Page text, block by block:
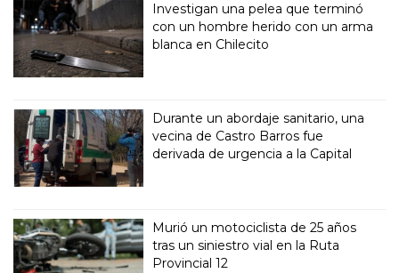
Investigan una pelea que terminó
con un hombre herido con un arma
blanca en Chilecito
Durante un abordaje sanitario, una
vecina de Castro Barros fue
derivada de urgencia a la Capital
Murió un motociclista de 25 años
tras un siniestro vial en la Ruta
Provincial 12